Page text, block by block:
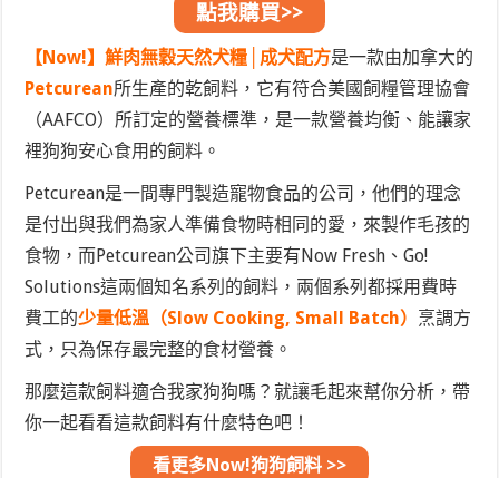
點我購買>>
【Now!】鮮肉無穀天然犬糧│成犬配方是一款由加拿大的
Petcurean所生產的乾飼料，它有符合美國飼糧管理協會
（AAFCO）所訂定的營養標準，是一款營養均衡、能讓家
裡狗狗安心食用的飼料。
Petcurean是一間專門製造寵物食品的公司，他們的理念
是付出與我們為家人準備食物時相同的愛，來製作毛孩的
食物，而Petcurean公司旗下主要有Now Fresh、Go!
Solutions這兩個知名系列的飼料，兩個系列都採用費時
費工的少量低溫（Slow Cooking, Small Batch） 烹調方
式，只為保存最完整的食材營養。
那麼這款飼料適合我家狗狗嗎？就讓毛起來幫你分析，帶
你一起看看這款飼料有什麼特色吧！
看更多Now!狗狗飼料 >>